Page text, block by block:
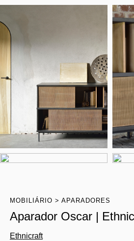
MOBILIÁRIO APARADORES
Aparador Oscar |
Ethnicraft